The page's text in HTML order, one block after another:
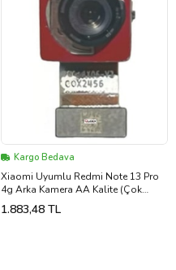
Kargo Bedava
Xiaomi Uyumlu Redmi Note 13 Pro
4g Arka Kamera AA Kalite (Çok
Renkli)
1.883,48 TL